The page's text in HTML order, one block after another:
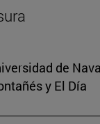
de
y El Día